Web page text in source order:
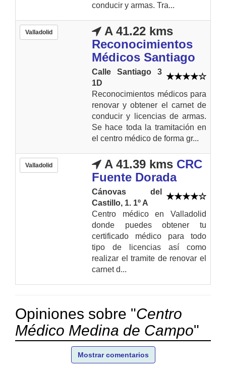
conducir y armas. Tra...
Valladolid
A 41.22 kms
Reconocimientos
Médicos Santiago
Calle Santiago 3
1D
Reconocimientos médicos para
renovar y obtener el carnet de
conducir y licencias de armas.
Se hace toda la tramitación en
el centro médico de forma gr...
Valladolid A 41.39 kms CRC
Fuente Dorada
Cánovas del
Castillo, 1. 1º A
Centro médico en Valladolid
donde puedes obtener tu
certificado médico para todo
tipo de licencias así como
realizar el tramite de renovar el
carnet d...
Opiniones sobre "Centro
Médico Medina de Campo"
Mostrar comentarios